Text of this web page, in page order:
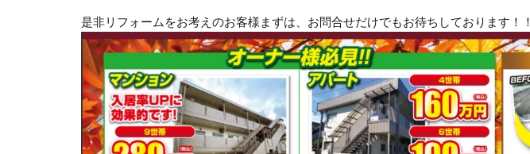
是非リフォームをお考えのお客様まずは、お問合せだけでもお待ちしております！！